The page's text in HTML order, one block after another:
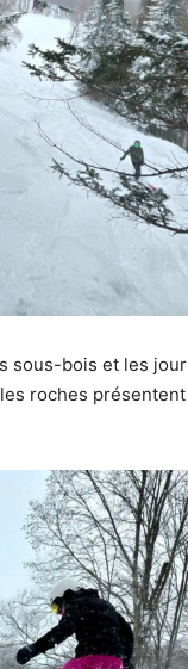
sous-bois et les
roches